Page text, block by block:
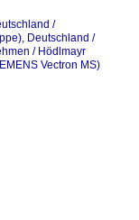
/
Deutschland /
/ Hödlmayr
Vectron MS)